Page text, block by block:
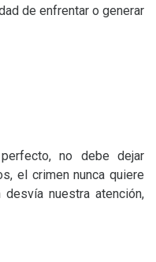
de enfrentar o generar
no debe dejar
el crimen nunca quiere
nuestra atención,